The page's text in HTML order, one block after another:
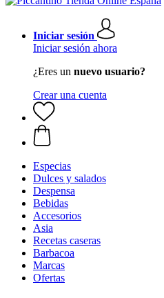
Iniciar sesión
Iniciar sesión ahora
¿Eres un nuevo usuario?
Crear una cuenta
Especias
Dulces y salados
Despensa
Bebidas
Accesorios
Asia
Recetas caseras
Barbacoa
Marcas
Ofertas